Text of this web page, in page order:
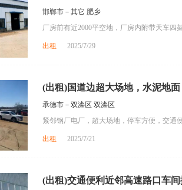
邯郸市－其它 肥乡
厂房前有近2000平空地，厂房内附带天车四
出租 2025/7/29
(出租)国道边超大场地，水泥地面
承德市－双滦区 双滦区
紧邻钢厂电厂，超大场地，停车方便，交通
出租 2025/7/21
(出租)交通便利近邻高速路口车间